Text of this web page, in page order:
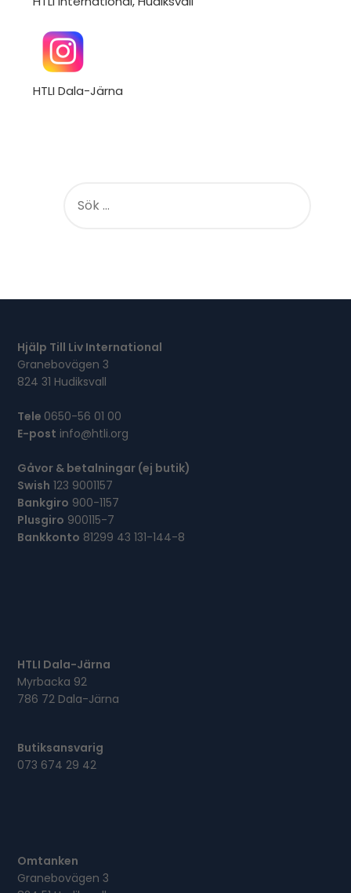
HTLI Dala-Järna
E
Hjälp Till Liv International
Granebovägen 3
824 31 Hudiksvall
Tele 0650-56 01 00
E-post info@htli.org
Gåvor & betalningar (ej butik)
Swish 123 9001157
Bankgiro 900-1157
Plusgiro 900115-7
Bankkonto 81299 43 131-144-8
HTLI Dala-Järna
Myrbacka 92
786 72 Dala-Järna
Butiksansvarig
073 674 29 42
Omtanken
Granebovägen 3